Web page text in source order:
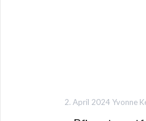
2. April 2024 Yvonne